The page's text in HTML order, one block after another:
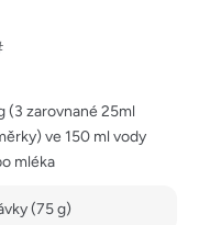
(3 zarovnané 25ml
ve 150 ml vody
mléka
(75 g)